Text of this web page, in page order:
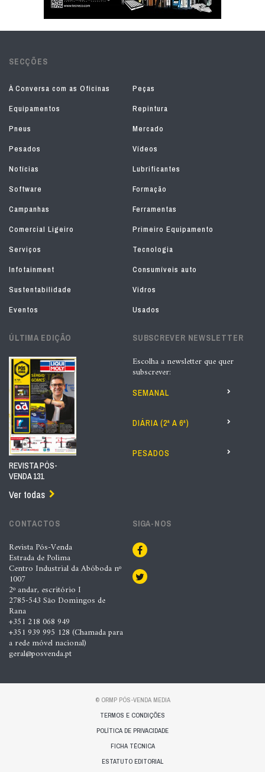
SECÇÕES
À Conversa com as Oficinas
Peças
Equipamentos
Repintura
Pneus
Mercado
Pesados
Vídeos
Notícias
Lubrificantes
Software
Formação
Campanhas
Ferramentas
Comercial Ligeiro
Primeiro Equipamento
Serviços
Tecnologia
Infotainment
Consumíveis auto
Sustentabilidade
Vidros
Eventos
Usados
ÚLTIMA EDIÇÃO
REVISTA PÓS-
VENDA 131
Ver todas
SUBSCREVER NEWSLETTER
Escolha a newsletter que quer
subscrever:
SEMANAL
DIÁRIA (2ª A 6ª)
PESADOS
CONTACTOS
Revista Pós-Venda
Estrada de Polima
Centro Industrial da Abóboda nº
1007
2º andar, escritório I
2785-543 São Domingos de
Rana
+351 218 068 949
+351 939 995 128 (Chamada para
a rede móvel nacional)
geral@posvenda.pt
SIGA-NOS
© ORMP PÓS-VENDA MEDIA
TERMOS E CONDIÇÕES
POLÍTICA DE PRIVACIDADE
FICHA TÉCNICA
ESTATUTO EDITORIAL